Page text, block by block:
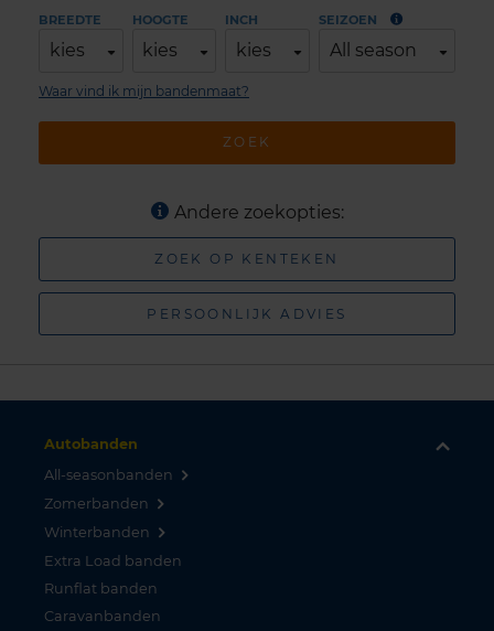
BREEDTE
kies
HOOGTE
kies
INCH
kies
SEIZOEN
All season
ZOEK
Waar vind ik mijn bandenmaat?
Andere zoekopties:
ZOEK OP KENTEKEN
PERSOONLIJK ADVIES
Autobanden
All-seasonbanden
Zomerbanden
Winterbanden
Extra Load banden
Runflat banden
Caravanbanden